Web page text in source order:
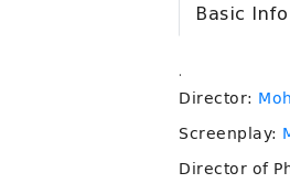
Basic Info
.
Director:
Screenplay:
Director of